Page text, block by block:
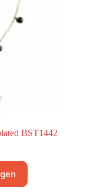
BST1442